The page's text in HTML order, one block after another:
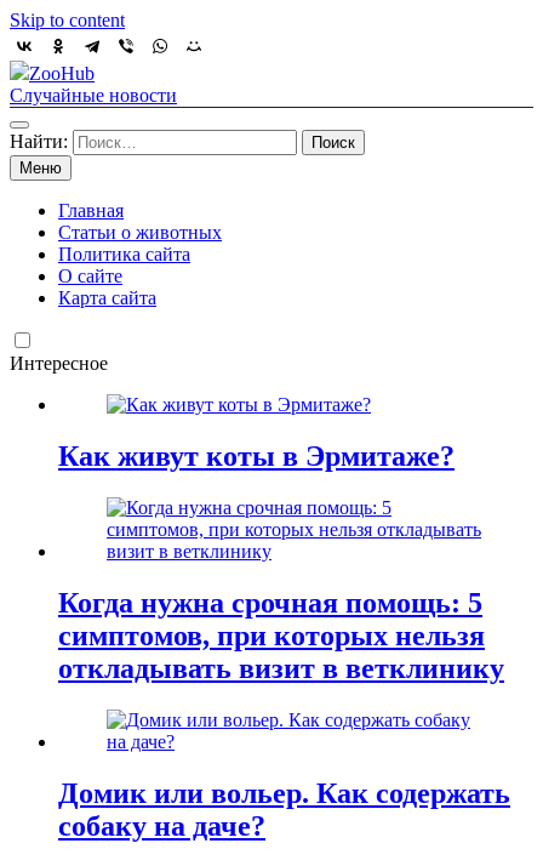
Skip to content
ZooHub
Случайные новости
Найти:
Меню
Главная
Статьи о животных
Политика сайта
О сайте
Карта сайта
Интересное
Как живут коты в Эрмитаже?
Когда нужна срочная помощь: 5
симптомов, при которых нельзя
откладывать визит в ветклинику
Домик или вольер. Как содержать
собаку на даче?